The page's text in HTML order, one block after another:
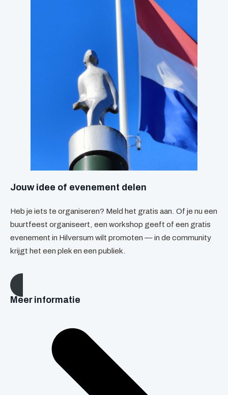
Jouw idee of evenement delen
Heb je iets te organiseren? Meld het gratis aan. Of je nu een
buurtfeest organiseert, een workshop geeft of een gratis
evenement in Hilversum wilt promoten — in de community
krijgt het een plek en een publiek.
Meer informatie